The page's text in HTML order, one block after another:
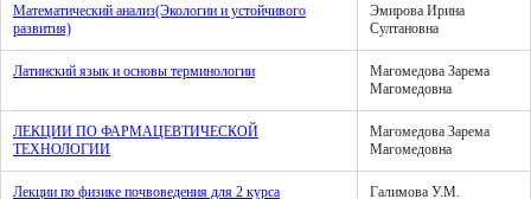
Математический анализ(Экологии и устойчивого
развития)
Эмирова Ирина
Султановна
Латинский язык и основы терминологии
Магомедова Зарема
Магомедовна
ЛЕКЦИИ ПО ФАРМАЦЕВТИЧЕСКОЙ
ТЕХНОЛОГИИ
Магомедова Зарема
Магомедовна
Лекции по физике почвоведения для 2 курса Галимова У.М.